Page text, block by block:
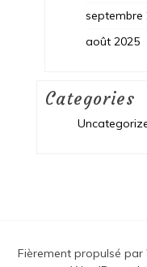
septembre
août 2025
Categories
Fièrement propulsé par